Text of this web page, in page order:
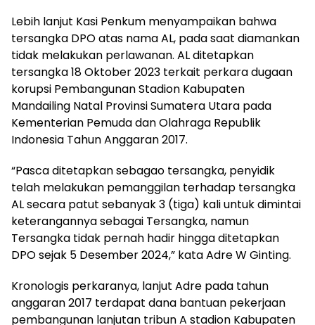
Lebih lanjut Kasi Penkum menyampaikan bahwa
tersangka DPO atas nama AL, pada saat diamankan
tidak melakukan perlawanan. AL ditetapkan
tersangka 18 Oktober 2023 terkait perkara dugaan
korupsi Pembangunan Stadion Kabupaten
Mandailing Natal Provinsi Sumatera Utara pada
Kementerian Pemuda dan Olahraga Republik
Indonesia Tahun Anggaran 2017.
“Pasca ditetapkan sebagao tersangka, penyidik
telah melakukan pemanggilan terhadap tersangka
AL secara patut sebanyak 3 (tiga) kali untuk dimintai
keterangannya sebagai Tersangka, namun
Tersangka tidak pernah hadir hingga ditetapkan
DPO sejak 5 Desember 2024,” kata Adre W Ginting.
Kronologis perkaranya, lanjut Adre pada tahun
anggaran 2017 terdapat dana bantuan pekerjaan
pembangunan lanjutan tribun A stadion Kabupaten